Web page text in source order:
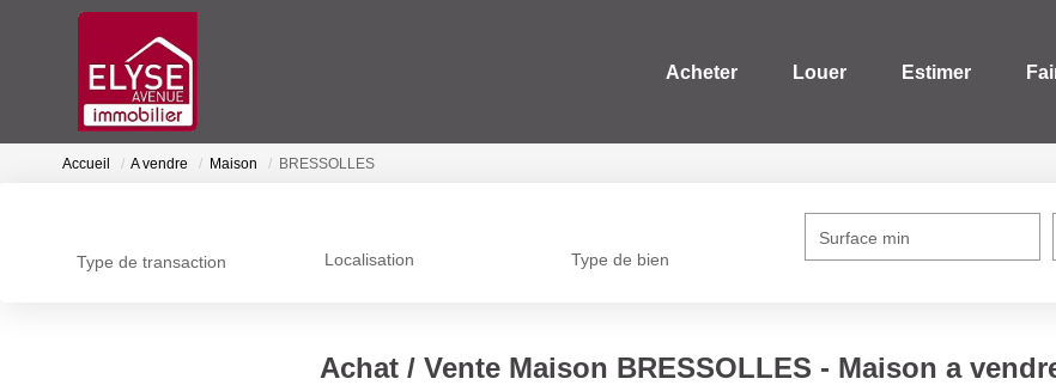
Acheter Louer Estimer
Accueil A vendre Maison BRESSOLLES
Type de transaction Localisation Type de bien
Surface min
Achat / Vente Maison BRESSOLLES - Maison a